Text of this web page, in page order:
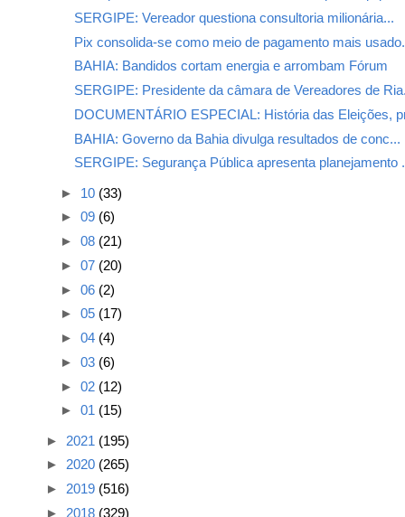
SERGIPE: Vereador questiona consultoria milionária...
Pix consolida-se como meio de pagamento mais
BAHIA: Bandidos cortam energia e arrombam Fórum
SERGIPE: Presidente da câmara de Vereadores de
DOCUMENTÁRIO ESPECIAL: História das Eleições,
BAHIA: Governo da Bahia divulga resultados de conc...
SERGIPE: Segurança Pública apresenta planejamento
► 10 (33)
► 09 (6)
► 08 (21)
► 07 (20)
► 06 (2)
► 05 (17)
► 04 (4)
► 03 (6)
► 02 (12)
► 01 (15)
► 2021 (195)
► 2020 (265)
► 2019 (516)
► 2018 (329)